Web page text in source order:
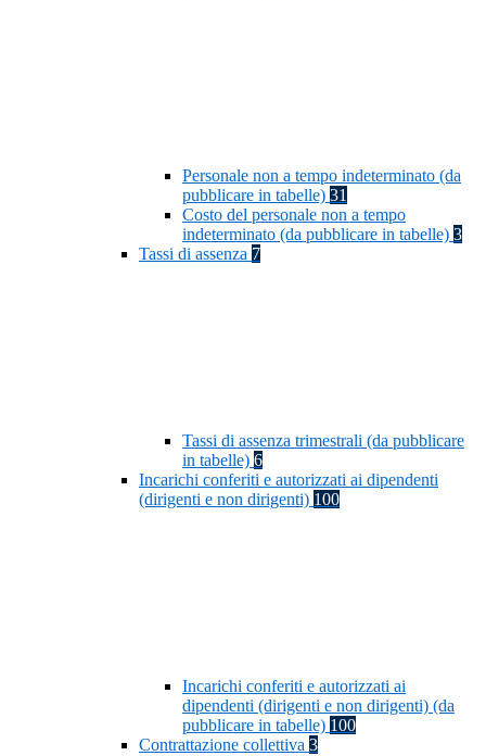
Personale non a tempo indeterminato (da
pubblicare in tabelle) 31
Costo del personale non a tempo
indeterminato (da pubblicare in tabelle) 3
Tassi di assenza 7
Tassi di assenza trimestrali (da pubblicare
in tabelle) 6
Incarichi conferiti e autorizzati ai dipendenti
(dirigenti e non dirigenti) 100
Incarichi conferiti e autorizzati ai
dipendenti (dirigenti e non dirigenti) (da
pubblicare in tabelle) 100
Contrattazione collettiva 3